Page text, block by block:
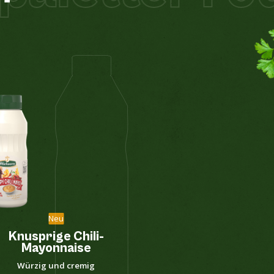
Neu
Knusprige Chili-
Mayonnaise
Würzig und cremig